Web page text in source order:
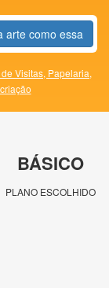
arte como essa
Visitas, Papelaria,
BÁSICO
PLANO ESCOLHIDO